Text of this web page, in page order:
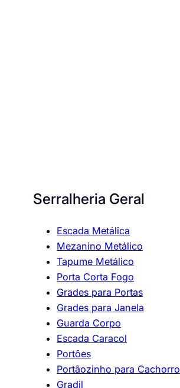
Serralheria Geral
Escada Metálica
Mezanino Metálico
Tapume Metálico
Porta Corta Fogo
Grades para Portas
Grades para Janela
Guarda Corpo
Escada Caracol
Portões
Portãozinho para Cachorro
Gradil